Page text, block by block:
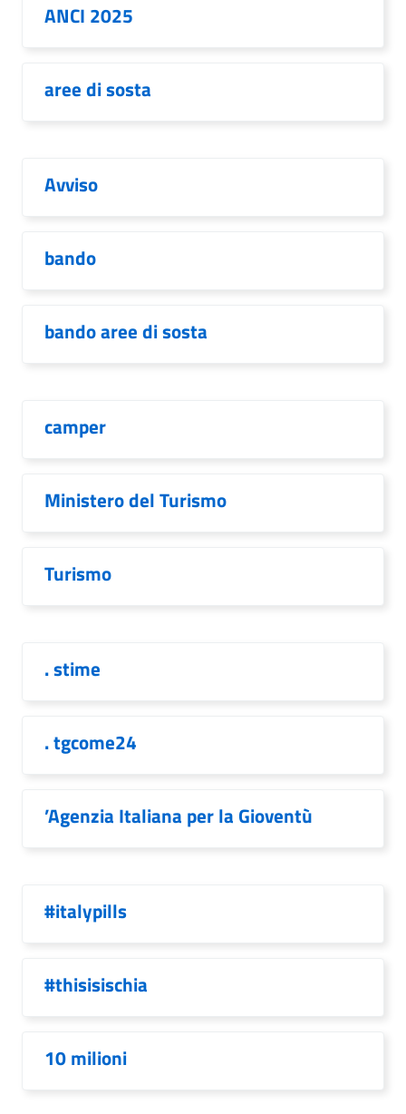
ANCI 2025
aree di sosta
Avviso
bando
bando aree di sosta
camper
Ministero del Turismo
Turismo
. stime
. tgcome24
’Agenzia Italiana per la Gioventù
#italypills
#thisisischia
10 milioni